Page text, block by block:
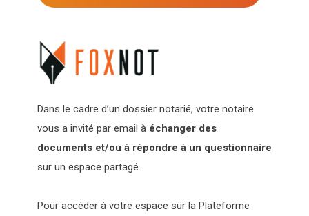
Dans le cadre d’un dossier notarié, votre notaire
vous a invité par email à échanger des
documents et/ou à répondre à un questionnaire
sur un espace partagé.
Pour accéder à votre espace sur la Plateforme